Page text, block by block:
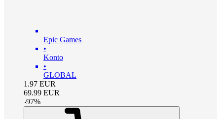
Epic Games
•
Konto
•
GLOBAL
1.97 EUR
69.99 EUR
-97%